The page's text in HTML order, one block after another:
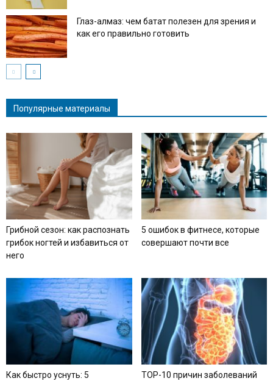
Глаз-алмаз: чем батат полезен для зрения и
как его правильно готовить
Популярные материалы
Грибной сезон: как распознать
грибок ногтей и избавиться от
него
5 ошибок в фитнесе, которые
совершают почти все
Как быстро уснуть: 5
TOP-10 причин заболеваний